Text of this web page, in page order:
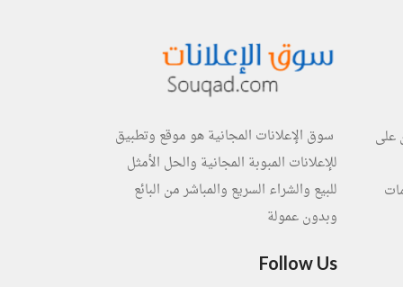
على
سوق الإعلانات المجانية هو موقع وتطبيق
للإعلانات المبوبة المجانية والحل الأمثل
للبيع والشراء السريع والمباشر من البائع
وبدون عمولة
Follow Us